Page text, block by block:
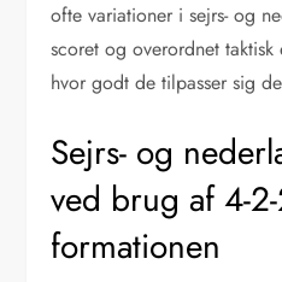
ofte variationer i sejrs- og
scoret og overordnet
hvor godt de tilpasser sig
Sejrs- og
ved brug af 4-
formationen